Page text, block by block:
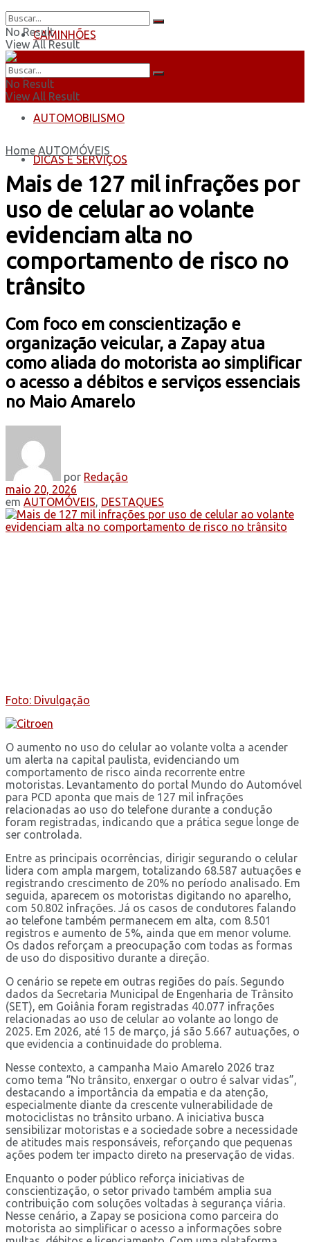
CAMINHÕES
ÔNIBUS
AUTOMOBILISMO
DICAS E SERVIÇOS
No Result
View All Result
No Result
View All Result
Home AUTOMÓVEIS
Mais de 127 mil infrações por
uso de celular ao volante
evidenciam alta no
comportamento de risco no
trânsito
Com foco em conscientização e
organização veicular, a Zapay atua
como aliada do motorista ao simplificar
o acesso a débitos e serviços essenciais
no Maio Amarelo
por Redação
maio 20, 2026
em AUTOMÓVEIS, DESTAQUES
Foto: Divulgação
O aumento no uso do celular ao volante volta a acender
um alerta na capital paulista, evidenciando um
comportamento de risco ainda recorrente entre
motoristas. Levantamento do portal Mundo do Automóvel
para PCD aponta que mais de 127 mil infrações
relacionadas ao uso do telefone durante a condução
foram registradas, indicando que a prática segue longe de
ser controlada.
Entre as principais ocorrências, dirigir segurando o celular
lidera com ampla margem, totalizando 68.587 autuações e
registrando crescimento de 20% no período analisado. Em
seguida, aparecem os motoristas digitando no aparelho,
com 50.802 infrações. Já os casos de condutores falando
ao telefone também permanecem em alta, com 8.501
registros e aumento de 5%, ainda que em menor volume.
Os dados reforçam a preocupação com todas as formas
de uso do dispositivo durante a direção.
O cenário se repete em outras regiões do país. Segundo
dados da Secretaria Municipal de Engenharia de Trânsito
(SET), em Goiânia foram registradas 40.077 infrações
relacionadas ao uso de celular ao volante ao longo de
2025. Em 2026, até 15 de março, já são 5.667 autuações, o
que evidencia a continuidade do problema.
Nesse contexto, a campanha Maio Amarelo 2026 traz
como tema “No trânsito, enxergar o outro é salvar vidas”,
destacando a importância da empatia e da atenção,
especialmente diante da crescente vulnerabilidade de
motociclistas no trânsito urbano. A iniciativa busca
sensibilizar motoristas e a sociedade sobre a necessidade
de atitudes mais responsáveis, reforçando que pequenas
ações podem ter impacto direto na preservação de vidas.
Enquanto o poder público reforça iniciativas de
conscientização, o setor privado também amplia sua
contribuição com soluções voltadas à segurança viária.
Nesse cenário, a Zapay se posiciona como parceira do
motorista ao simplificar o acesso a informações sobre